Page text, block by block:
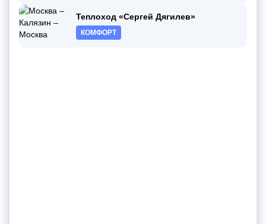
Теплоход «Сергей Дягилев»
КОМФОРТ